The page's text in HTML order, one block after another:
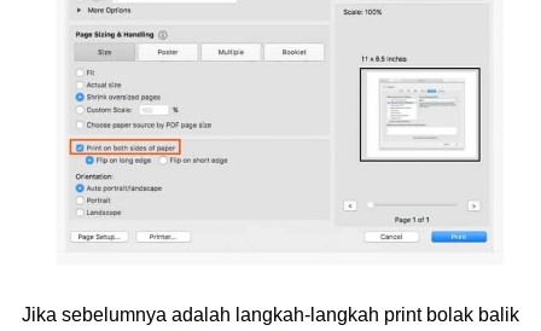
Jika sebelumnya adalah langkah-langkah print bolak balik